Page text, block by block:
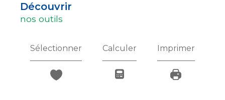
découvrir
nos outils
Sélectionner Calculer Imprimer